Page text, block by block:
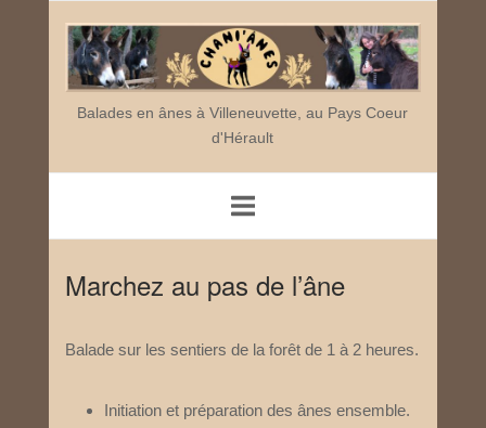
content
Home
Balades en ânes à Villeneuvette, au Pays Coeur
d'Hérault
Marchez au pas de l’âne
Balade sur les sentiers de la forêt de 1 à 2 heures.
Initiation et préparation des ânes ensemble.